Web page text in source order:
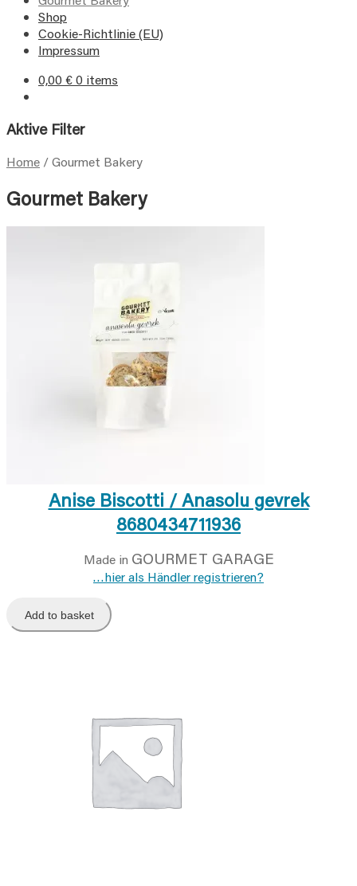
Shop
Cookie-Richtlinie (EU)
Impressum
0,00 €0 items
Aktive Filter
Home /Gourmet Bakery
Gourmet Bakery
Anise Biscotti / Anasolu gevrek
8680434711936
Made in GOURMET GARAGE
…hier als Händler registrieren?
Add to basket